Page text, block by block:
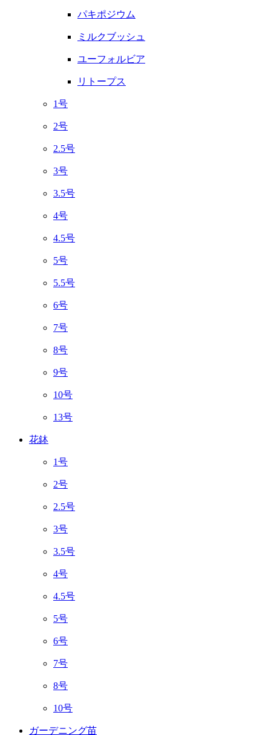
パキポジウム
ミルクブッシュ
ユーフォルビア
リトープス
1号
2号
2.5号
3号
3.5号
4号
4.5号
5号
5.5号
6号
7号
8号
9号
10号
13号
花鉢
1号
2号
2.5号
3号
3.5号
4号
4.5号
5号
6号
7号
8号
10号
ガーデニング苗